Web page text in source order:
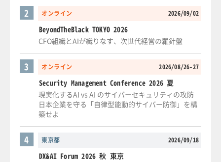
オンライン 2026/09/02
2
BeyondTheBlack TOKYO 2026
CFO組織とAIが織りなす、次世代経営の羅針盤
オンライン 2026/08/26-27
3
Security Management Conference 2026 夏
現実化するAI vs AI のサイバーセキュリティの攻防
日本企業を守る「自律型能動的サイバー防御」を構
築せよ
東京都 2026/09/18
4
DX&AI Forum 2026 秋 東京